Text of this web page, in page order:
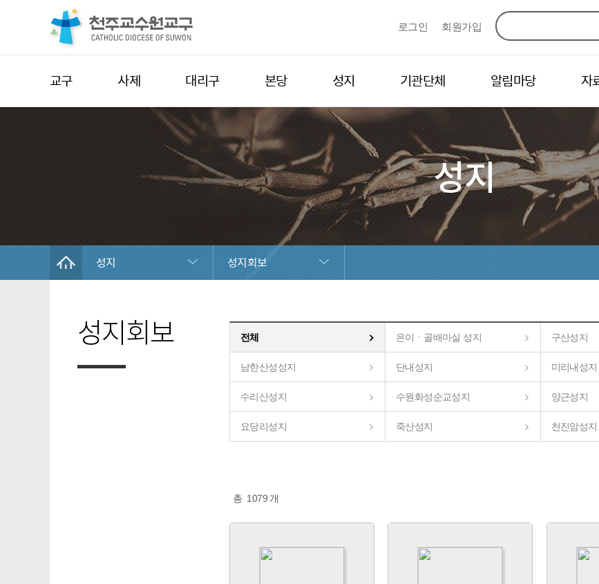
로그인 회원가입
교구 사제 대리구 본당 성지 기관단체 알림마당 자
성지
성지 성지회보
성지회보 전체 은이ㆍ골배마실 성지 구산성지
남한산성성지 단내성지 미리내성지
수리산성지 수원화성순교성지 양근성지
요당리성지 죽산성지 천진암성지
총 1079 개